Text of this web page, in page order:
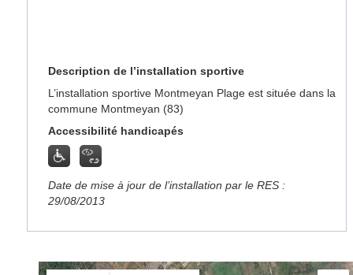
Description de l’installation sportive
L’installation sportive Montmeyan Plage est située dans la
commune Montmeyan (83)
Accessibilité handicapés
Date de mise à jour de l’installation par le RES :
29/08/2013